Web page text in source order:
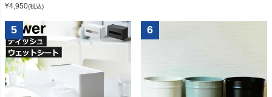
¥4,950(税込)
5 6